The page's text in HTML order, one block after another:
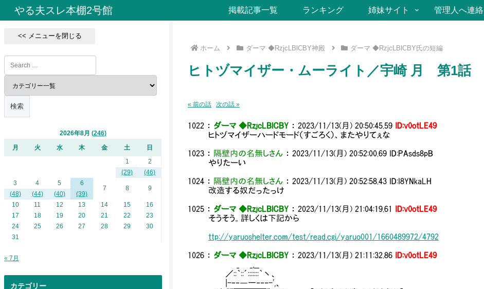
やる夫スレ本棚2号館 掲載記事一覧 ランキング 姉妹サイト 管理人へ連絡
ホーム ダーマ ◆RzjcLBlCBY神殿 ダーマ ◆RzjcLBlCBY氏の短編
ヒトヅマイザー・ムーライト／宇崎 月 第1話
« 前の話 次の話 »
1022 ： ダーマ ◆RzjcLBlCBY ： 2023/11/13(月) 20:50:45.59
ID:v0otLE49
ヒトヅマイザーハードモード（すごろく）、またやりてぇな
1023 ： 隔壁内の名無しさん ： 2023/11/13(月) 20:52:00.69 ID:PAsds8pB
やりたーい
1024 ： 隔壁内の名無しさん ： 2023/11/13(月) 20:52:58.43 ID:I8YNkaLH
改造する奴だったっけ
1025 ： ダーマ ◆RzjcLBlCBY ： 2023/11/13(月) 21:04:19.61
ID:v0otLE49
そうそう。詳しくは下記から
ttp://yaruoshelter.com/test/read.cgi/yaruo001/1660489972/4792
1026 ： ダーマ ◆RzjcLBlCBY ： 2023/11/13(月) 21:11:32.86
ID:v0otLE49
_ _,__
／::｀::´:::::::｀丶、
|-‐‐―一‐‐‐-',、
<< メニューを閉じる
2026年8月
246
月
火 水 木 金 土
日
1
(29)
2
(46)
3
(48)
4
(44)
5
(40)
6
(39)
7 8 9
10 11 12 13 14 15
16
17
18 19 20 21 22
23
24
25 26 27 28 29
30
31
« 7月
カテゴリー